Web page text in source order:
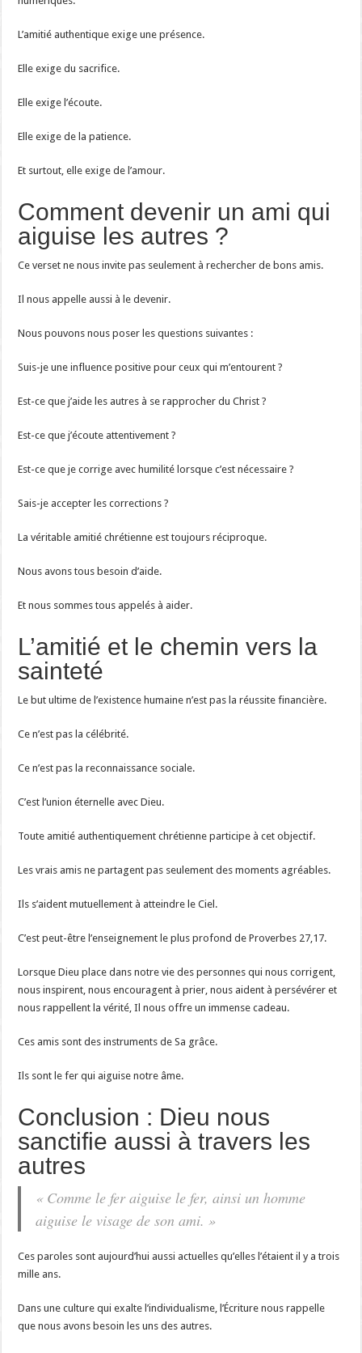
L’amitié authentique exige une présence.
Elle exige du sacrifice.
Elle exige l’écoute.
Elle exige de la patience.
Et surtout, elle exige de l’amour.
Comment devenir un ami qui
aiguise les autres ?
Ce verset ne nous invite pas seulement à rechercher de bons amis.
Il nous appelle aussi à le devenir.
Nous pouvons nous poser les questions suivantes :
Suis-je une influence positive pour ceux qui m’entourent ?
Est-ce que j’aide les autres à se rapprocher du Christ ?
Est-ce que j’écoute attentivement ?
Est-ce que je corrige avec humilité lorsque c’est nécessaire ?
Sais-je accepter les corrections ?
La véritable amitié chrétienne est toujours réciproque.
Nous avons tous besoin d’aide.
Et nous sommes tous appelés à aider.
L’amitié et le chemin vers la
sainteté
Le but ultime de l’existence humaine n’est pas la réussite financière.
Ce n’est pas la célébrité.
Ce n’est pas la reconnaissance sociale.
C’est l’union éternelle avec Dieu.
Toute amitié authentiquement chrétienne participe à cet objectif.
Les vrais amis ne partagent pas seulement des moments agréables.
Ils s’aident mutuellement à atteindre le Ciel.
C’est peut-être l’enseignement le plus profond de Proverbes 27,17.
Lorsque Dieu place dans notre vie des personnes qui nous corrigent,
nous inspirent, nous encouragent à prier, nous aident à persévérer et
nous rappellent la vérité, Il nous offre un immense cadeau.
Ces amis sont des instruments de Sa grâce.
Ils sont le fer qui aiguise notre âme.
Conclusion : Dieu nous
sanctifie aussi à travers les
autres
« Comme le fer aiguise le fer, ainsi un homme
aiguise le visage de son ami. »
Ces paroles sont aujourd’hui aussi actuelles qu’elles l’étaient il y a trois
mille ans.
Dans une culture qui exalte l’individualisme, l’Écriture nous rappelle
que nous avons besoin les uns des autres.